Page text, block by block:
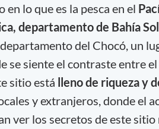
en lo que es la pesca en el
departamento de Bahía
del Chocó, un
se siente el contraste entre
sitio está lleno de riqueza y
y extranjeros, donde el
ver los secretos de este sitio